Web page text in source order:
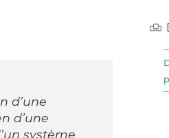
d’une
d’une
système